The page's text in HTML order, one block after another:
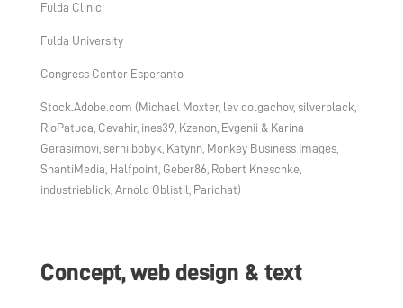
Fulda Clinic
Fulda University
Congress Center Esperanto
Stock.Adobe.com (Michael Moxter, lev dolgachov, silverblack,
RioPatuca, Cevahir, ines39, Kzenon, Evgenii & Karina
Gerasimovi, serhiibobyk, Katynn, Monkey Business Images,
ShantiMedia, Halfpoint, Geber86, Robert Kneschke,
industrieblick, Arnold Oblistil, Parichat)
Concept, web design & text